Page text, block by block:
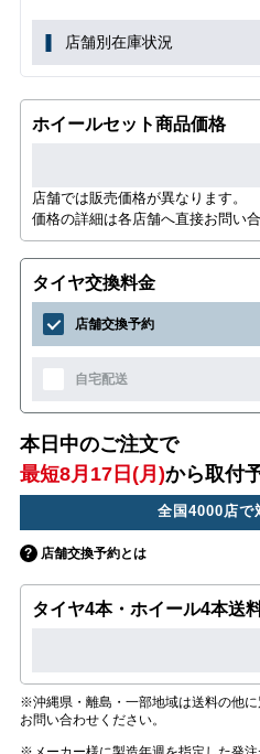
店舗別在庫状況
ホイールセット商品価格
店舗では販売価格が異なります。
価格の詳細は各店舗へ直接お問い合
タイヤ交換料金
店舗交換予約
自宅配送
本日中のご注文で
最短8月17日(月)から取付
全国4000店で
店舗交換予約とは
タイヤ4本・ホイール4本送
※沖縄県・離島・一部地域は送料の他
お問い合わせください。